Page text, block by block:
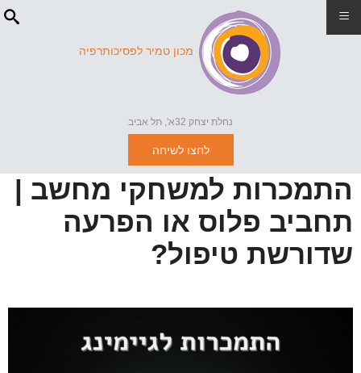
מכון טמיר לפסיכותרפיה
נחלת יצחק 32א', תל אביב
לחצו לשיחה
התמכרות למשחקי מחשב |
תחביב פלוס או הפרעה
שדורשת טיפול?
≡